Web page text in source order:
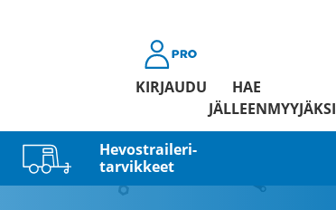
KIRJAUDU
HAE
JÄLLEENMYYJÄKSI
Hevostraileri­
tarvikkeet